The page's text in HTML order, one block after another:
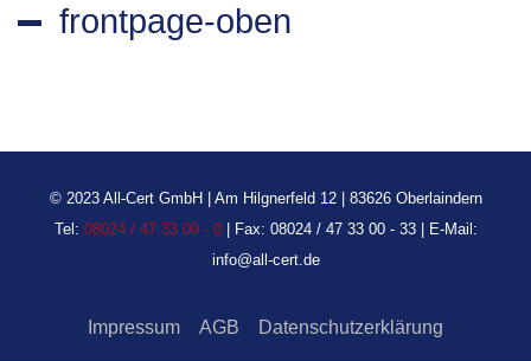
frontpage-oben
© 2023 All-Cert GmbH | Am Hilgnerfeld 12 | 83626 Oberlaindern
Tel: 08024 / 47 33 00 - 0| Fax: 08024 / 47 33 00 - 33 | E-Mail:
info@all-cert.de
Impressum AGB Datenschutzerklärung